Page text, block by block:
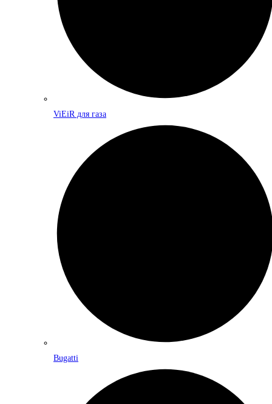
ViEiR для газа
Bugatti